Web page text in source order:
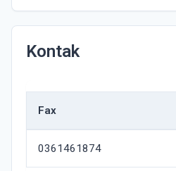
Kontak
Fax
0361461874